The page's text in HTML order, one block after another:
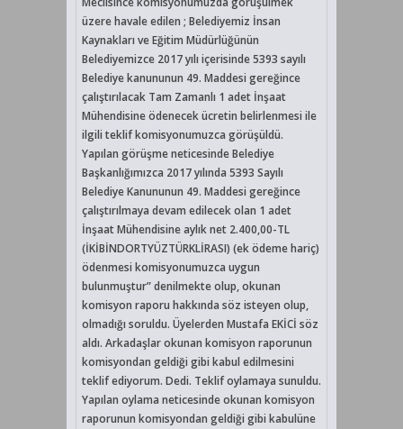
üzere havale edilen ; Belediyemiz İnsan
Kaynakları ve Eğitim Müdürlüğünün
Belediyemizce 2017 yılı içerisinde 5393 sayılı
Belediye kanununun 49. Maddesi gereğince
çalıştırılacak Tam Zamanlı 1 adet İnşaat
Mühendisine ödenecek ücretin belirlenmesi ile
ilgili teklif komisyonumuzca görüşüldü.
Yapılan görüşme neticesinde Belediye
Başkanlığımızca 2017 yılında 5393 Sayılı
Belediye Kanununun 49. Maddesi gereğince
çalıştırılmaya devam edilecek olan 1 adet
İnşaat Mühendisine aylık net 2.400,00-TL
(İKİBİNDORTYÜZTÜRKLİRASI) (ek ödeme hariç)
ödenmesi komisyonumuzca uygun
bulunmuştur” denilmekte olup, okunan
komisyon raporu hakkında söz isteyen olup,
olmadığı soruldu. Üyelerden Mustafa EKİCİ söz
aldı. Arkadaşlar okunan komisyon raporunun
komisyondan geldiği gibi kabul edilmesini
teklif ediyorum. Dedi. Teklif oylamaya sunuldu.
Yapılan oylama neticesinde okunan komisyon
raporunun komisyondan geldiği gibi kabulüne